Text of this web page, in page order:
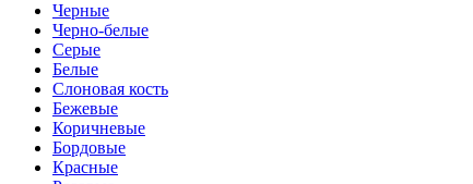
Черные
Черно-белые
Серые
Белые
Слоновая кость
Бежевые
Коричневые
Бордовые
Красные